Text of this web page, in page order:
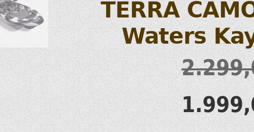
SUP AIR SUP
MODUL KAJAKS
LUFTBOOTE
LEICHTE BOOTE FÜR IHR
WOHNMOBIL
SONDERANGEBOTE/SALE
WILDERNESS SYSTEMS
ZUBEHÖR
DOPPELPADDEL
STECHPADDEL
WESTEN & SICHERHEIT
TRANSPORT &
LAGERUNG
TERRA
Waters